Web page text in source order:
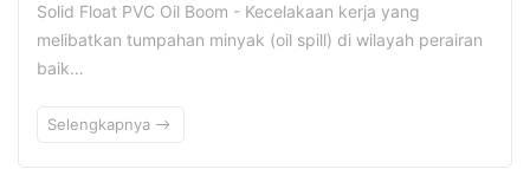
Solid Float PVC Oil Boom - Kecelakaan kerja yang
melibatkan tumpahan minyak (oil spill) di wilayah perairan
baik…
Selengkapnya